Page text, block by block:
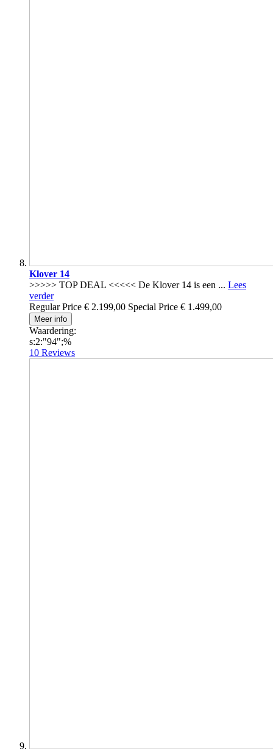
Klover 14
>>>>> TOP DEAL <<<<< De Klover 14 is een ... Lees
verder
Regular Price € 2.199,00 Special Price € 1.499,00
Meer info
Waardering:
s:2:"94";%
10 Reviews